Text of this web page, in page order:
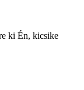
ki Én, kicsike